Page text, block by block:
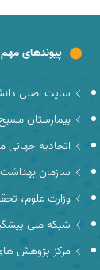
پیوندهای مهم
سایت اصلی
بیمارستان
اتحادیه جهانی
سازمان
وزارت علوم،
شبکه ملی
مرکز پژوهش